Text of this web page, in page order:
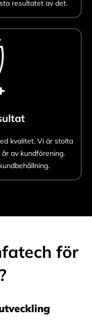
resultatet av det.
kvalitet. Vi är stolta
av kundförening.
för